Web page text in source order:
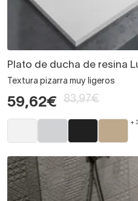
Plato de ducha de resina
Textura pizarra muy ligeros
59,62€ 83,97€
+